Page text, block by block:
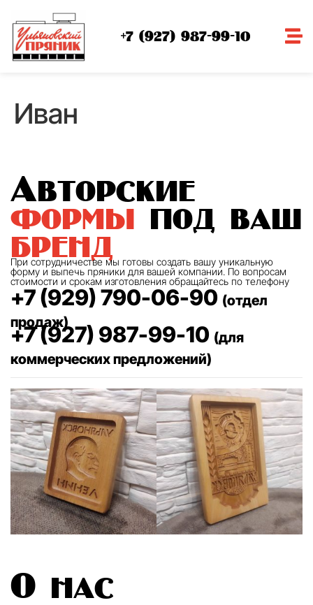
+7 (927) 987-99-10
Иван
Авторские
формыпод ваш
бренд
При сотрудничестве мы готовы создать вашу уникальную
форму и выпечь пряники для вашей компании. По вопросам
стоимости и срокам изготовления обращайтесь по телефону
+7 (929) 790-06-90 (отдел
продаж)
+7 (927) 987-99-10 (для
коммерческих предложений)
О нас